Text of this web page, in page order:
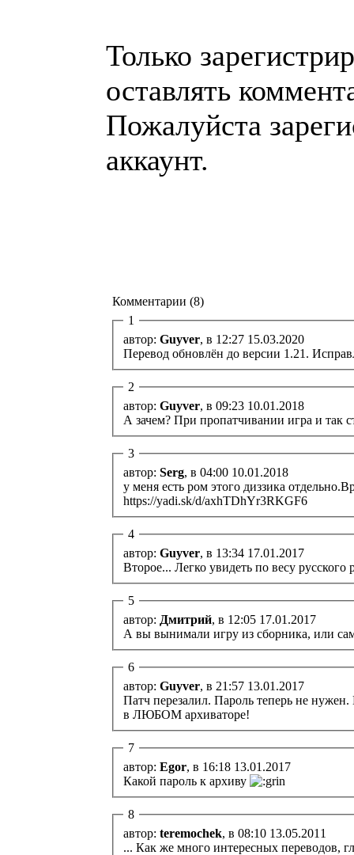
Только
оставлять
Пожалуйста
аккаунт.
Комментарии (8)
1
автор: Guyver, в 12:27 15.03.2020
Перевод обновлён до версии 1.21.
2
автор: Guyver, в 09:23 10.01.2018
А зачем? При пропатчивании игра и так
3
автор: Serg, в 04:00 10.01.2018
у меня есть ром этого диззика
https://yadi.sk/d/axhTDhYr3RKGF6
4
автор: Guyver, в 13:34 17.01.2017
Второе... Легко увидеть по весу русского
5
автор: Дмитрий, в 12:05 17.01.2017
А вы вынимали игру из сборника, или
6
автор: Guyver, в 21:57 13.01.2017
Патч перезалил. Пароль теперь не
в ЛЮБОМ архиваторе!
7
автор: Egor, в 16:18 13.01.2017
Какой пароль к архиву
8
автор: teremochek, в 08:10 13.05.2011
... Как же много интересных переводов,